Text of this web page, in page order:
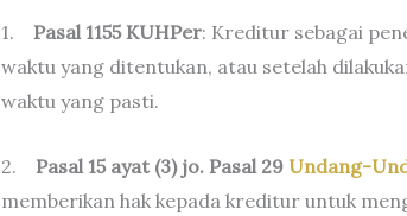
1. Pasal 1155 KUHPer: Kreditur sebagai
waktu yang ditentukan, atau setelah
waktu yang pasti.
2. Pasal 15 ayat (3) jo. Pasal 29 Undang-
memberikan hak kepada kreditur untuk